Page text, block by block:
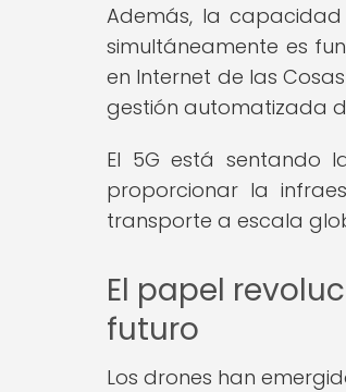
Además, la
simultáneamente es
en Internet de las
gestión automatizada
El 5G está sentando
proporcionar la
transporte a escala
El papel
futuro
Los drones han